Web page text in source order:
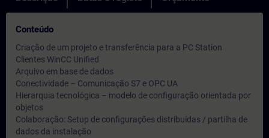
Conteúdo
Criação de um projeto e transferência para a PC Station
Clientes WinCC Unified
Arquivo em base de dados
Conectividade – Comunicação S7 e OPC UA
Hierarquia tecnológica – modelo de configuração orientada por
objetos
Colaboração: Setup de configurações distribuídas / partilha de
dados da instalação